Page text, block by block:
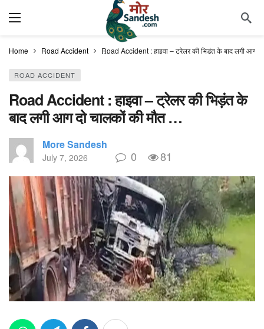
Home Road Accident Road Accident : हाइवा – ट्रेलर की भिड़ंत के बाद लगी आग
ROAD ACCIDENT
Road Accident : हाइवा – ट्रेलर की भिड़ंत के
बाद लगी आग दो चालकों की मौत …
More Sandesh
July 7, 2026 0 81